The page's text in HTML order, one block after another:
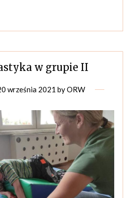
w grupie II
września 2021 byORW